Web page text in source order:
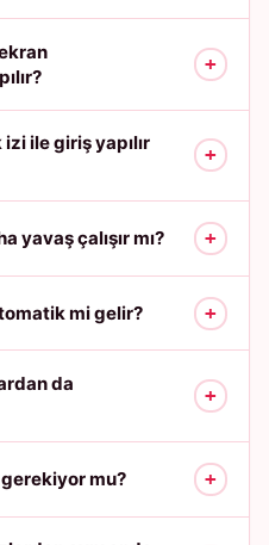
+
ile giriş yapılır
+
yavaş çalışır mı? +
mi gelir? +
da
+
mu? +